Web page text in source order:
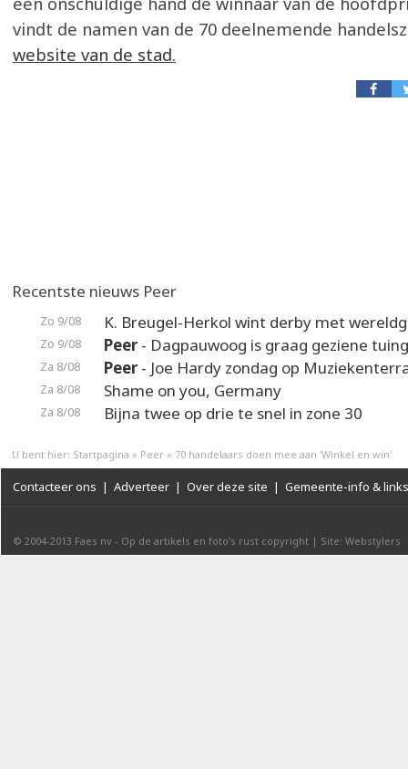
vindt de namen van de 70 deelnemende
website van de stad.
Recentste nieuws Peer
Zo 9/08 K. Breugel-Herkol wint derby met
Zo 9/08 Peer- Dagpauwoog is graag geziene
Za 8/08 Peer- Joe Hardy zondag op
Za 8/08 Shame on you, Germany
Za 8/08 Bijna twee op drie te snel in zone 30
U bent hier: Startpagina » Peer » 70 handelaars doen mee aan 'Winkel en win'
Contacteer ons | Adverteer | Over deze site | Gemeente-info & links
© 2004-2013 Faes nv - Op de artikels en foto’s rust copyright | Site: Webstylers